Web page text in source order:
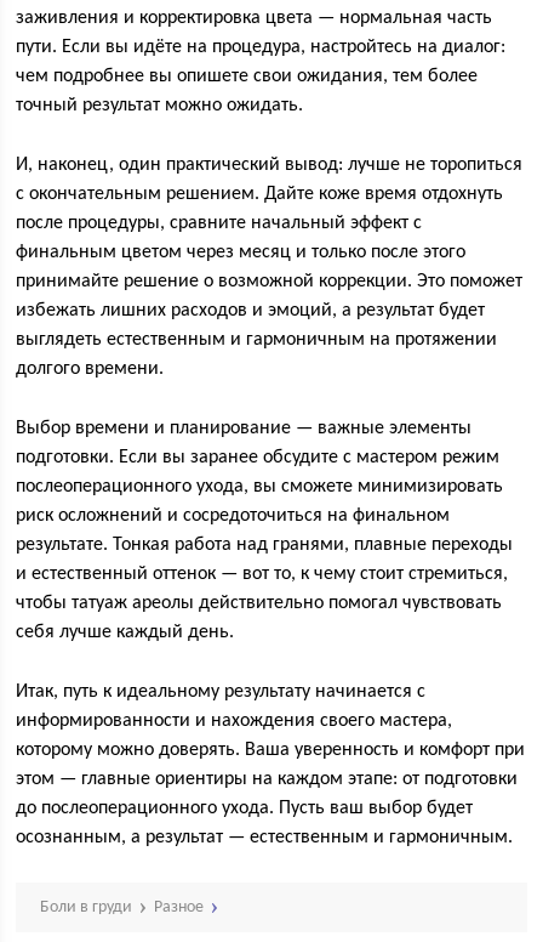
заживления и корректировка цвета — нормальная часть
пути. Если вы идёте на процедура, настройтесь на диалог:
чем подробнее вы опишете свои ожидания, тем более
точный результат можно ожидать.
И, наконец, один практический вывод: лучше не торопиться
с окончательным решением. Дайте коже время отдохнуть
после процедуры, сравните начальный эффект с
финальным цветом через месяц и только после этого
принимайте решение о возможной коррекции. Это поможет
избежать лишних расходов и эмоций, а результат будет
выглядеть естественным и гармоничным на протяжении
долгого времени.
Выбор времени и планирование — важные элементы
подготовки. Если вы заранее обсудите с мастером режим
послеоперационного ухода, вы сможете минимизировать
риск осложнений и сосредоточиться на финальном
результате. Тонкая работа над гранями, плавные переходы
и естественный оттенок — вот то, к чему стоит стремиться,
чтобы татуаж ареолы действительно помогал чувствовать
себя лучше каждый день.
Итак, путь к идеальному результату начинается с
информированности и нахождения своего мастера,
которому можно доверять. Ваша уверенность и комфорт при
этом — главные ориентиры на каждом этапе: от подготовки
до послеоперационного ухода. Пусть ваш выбор будет
осознанным, а результат — естественным и гармоничным.
Боли в груди Разное